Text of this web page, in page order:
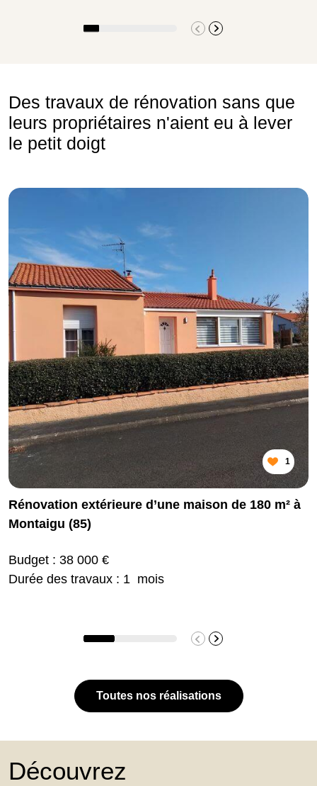
Des travaux de rénovation sans que
leurs propriétaires n'aient eu à lever
le petit doigt
1
Rénovation extérieure d’une maison de 180 m² à
Montaigu (85)
Budget : 38 000 €
Durée des travaux : 1 mois
Toutes nos réalisations
Découvrez